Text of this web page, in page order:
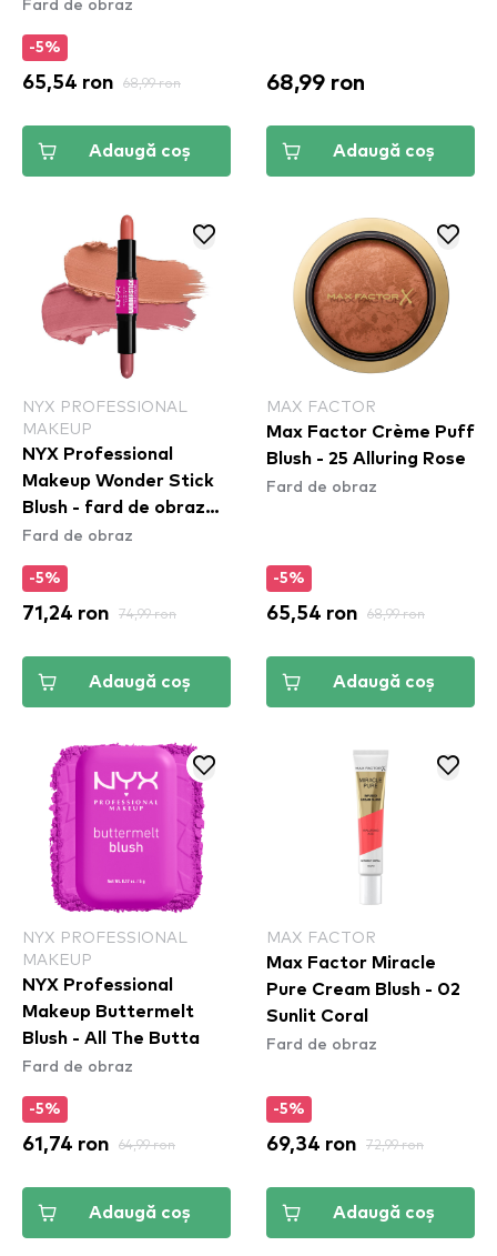
-5%
65,54 ron 68,99 ron
Adaugă coș
68,99 ron
Adaugă coș
NYX PROFESSIONAL
MAKEUP
NYX Professional
Makeup Wonder Stick
Blush - fard de obraz
Honey Orange & Rose
Fard de obraz
-5%
71,24 ron 74,99 ron
Adaugă coș
MAX FACTOR
Max Factor Crème Puff
Blush - 25 Alluring Rose
Fard de obraz
-5%
65,54 ron 68,99 ron
Adaugă coș
NYX PROFESSIONAL
MAKEUP
NYX Professional
Makeup Buttermelt
Blush - All The Butta​
Fard de obraz
-5%
61,74 ron 64,99 ron
Adaugă coș
MAX FACTOR
Max Factor Miracle
Pure Cream Blush - 02
Sunlit Coral
Fard de obraz
-5%
69,34 ron 72,99 ron
Adaugă coș